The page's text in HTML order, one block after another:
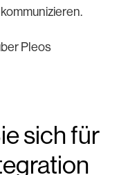
Pleos
sich für